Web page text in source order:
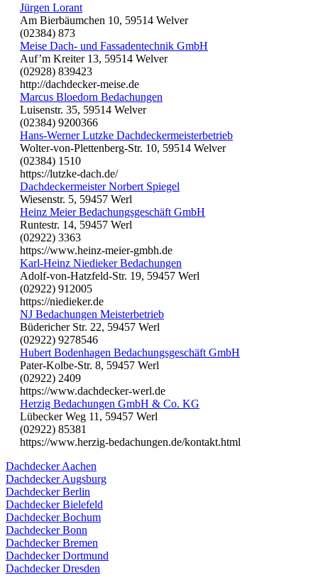
Jürgen Lorant
Am Bierbäumchen 10, 59514 Welver
(02384) 873
Meise Dach- und Fassadentechnik GmbH
Auf’m Kreiter 13, 59514 Welver
(02928) 839423
http://dachdecker-meise.de
Marcus Bloedorn Bedachungen
Luisenstr. 35, 59514 Welver
(02384) 9200366
Hans-Werner Lutzke Dachdeckermeisterbetrieb
Wolter-von-Plettenberg-Str. 10, 59514 Welver
(02384) 1510
https://lutzke-dach.de/
Dachdeckermeister Norbert Spiegel
Wiesenstr. 5, 59457 Werl
Heinz Meier Bedachungsgeschäft GmbH
Runtestr. 14, 59457 Werl
(02922) 3363
https://www.heinz-meier-gmbh.de
Karl-Heinz Niedieker Bedachungen
Adolf-von-Hatzfeld-Str. 19, 59457 Werl
(02922) 912005
https://niedieker.de
NJ Bedachungen Meisterbetrieb
Büdericher Str. 22, 59457 Werl
(02922) 9278546
Hubert Bodenhagen Bedachungsgeschäft GmbH
Pater-Kolbe-Str. 8, 59457 Werl
(02922) 2409
https://www.dachdecker-werl.de
Herzig Bedachungen GmbH & Co. KG
Lübecker Weg 11, 59457 Werl
(02922) 85381
https://www.herzig-bedachungen.de/kontakt.html
Dachdecker Aachen
Dachdecker Augsburg
Dachdecker Berlin
Dachdecker Bielefeld
Dachdecker Bochum
Dachdecker Bonn
Dachdecker Bremen
Dachdecker Dortmund
Dachdecker Dresden